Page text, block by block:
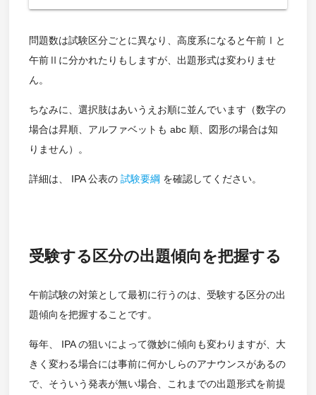
問題数は試験区分ごとに異なり、高度系になると午前Ⅰと
午前Ⅱに分かれたりもしますが、出題形式は変わりませ
ん。
ちなみに、選択肢はあいうえお順に並んでいます（数字の
場合は昇順、アルファベットも abc 順、図形の場合は知
りません）。
詳細は、 IPA 公表の 試験要綱 を確認してください。
受験する区分の出題傾向を把握する
午前試験の対策として最初に行うのは、受験する区分の出
題傾向を把握することです。
毎年、 IPA の狙いによって微妙に傾向も変わりますが、大
きく変わる場合には事前に何かしらのアナウンスがあるの
で、そういう発表が無い場合、これまでの出題形式を前提